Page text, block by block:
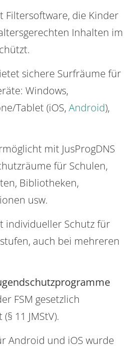
Filtersoftware, die Kinder
Inhalten im
sichere Surfräume für
Windows,
Tablet (iOS, Android),
mit JusProgDNS
für Schulen,
Bibliotheken,
usw.
individueller Schutz für
auch bei mehreren
FSM gesetzlich
11 JMStV).
Android und iOS wurde